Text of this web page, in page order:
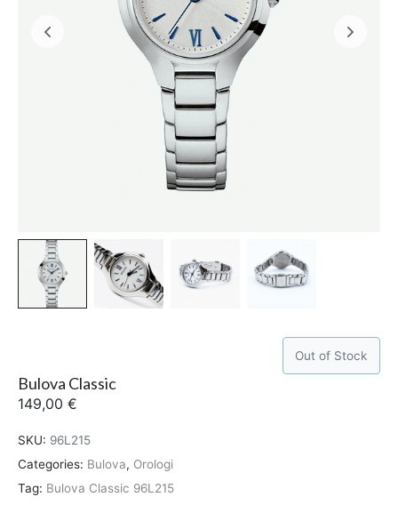
Out of Stock
Bulova Classic
149,00 €
SKU: 96L215
Categories: Bulova, Orologi
Tag: Bulova Classic 96L215